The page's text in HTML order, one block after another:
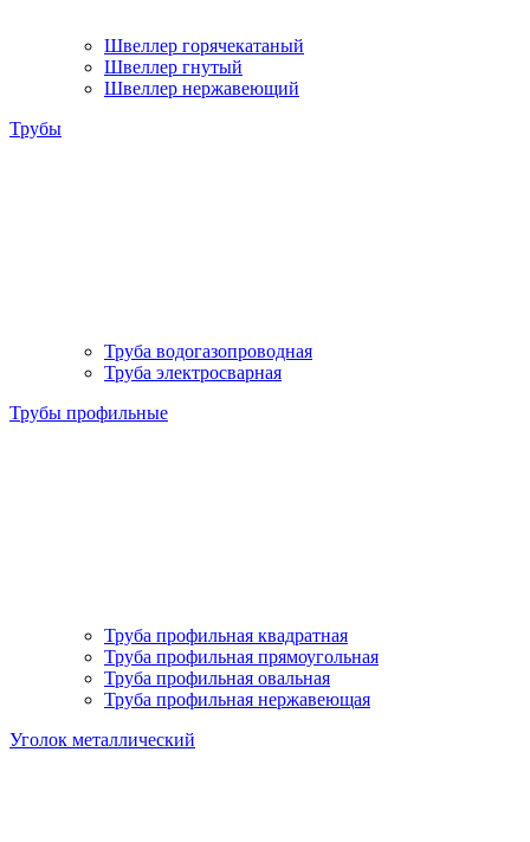
Швеллер горячекатаный
Швеллер гнутый
Швеллер нержавеющий
Трубы
Труба водогазопроводная
Труба электросварная
Трубы профильные
Труба профильная квадратная
Труба профильная прямоугольная
Труба профильная овальная
Труба профильная нержавеющая
Уголок металлический